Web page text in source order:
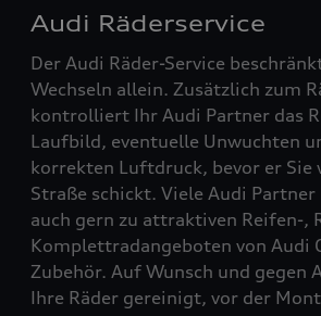
Audi Räderservice
Der Audi Räder-Service
Wechseln allein. Zusätzlich zum
kontrolliert Ihr Audi Partner das
Laufbild, eventuelle Unwuchten
korrekten Luftdruck, bevor er Sie
Straße schickt. Viele Audi Partner
auch gern zu attraktiven Reifen-,
Komplettradangeboten von Audi
Zubehör. Auf Wunsch und gegen
Ihre Räder gereinigt, vor der